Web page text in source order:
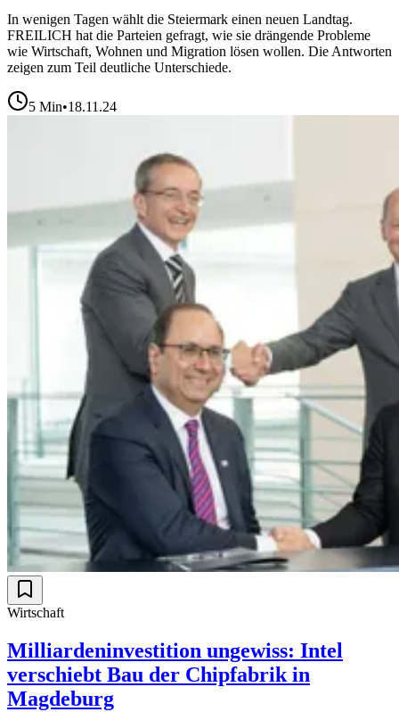
In wenigen Tagen wählt die Steiermark einen neuen Landtag.
FREILICH hat die Parteien gefragt, wie sie drängende Probleme
wie Wirtschaft, Wohnen und Migration lösen wollen. Die Antworten
zeigen zum Teil deutliche Unterschiede.
5 Min•18.11.24
Wirtschaft
Milliardeninvestition ungewiss: Intel
verschiebt Bau der Chipfabrik in
Magdeburg